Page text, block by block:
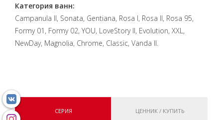
Категория ванн:
Campanula II, Sonata, Gentiana, Rosa I, Rosa II, Rosa 95,
Formy 01, Formy 02, YOU, LoveStory II, Evolution, XXL,
NewDay, Magnolia, Chrome, Classic, Vanda II.
СЕРИЯ ЦЕННИК / КУПИТЬ